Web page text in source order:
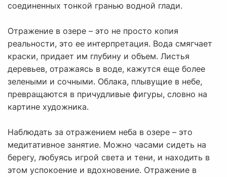
соединенных тонкой гранью водной глади.
Отражение в озере – это не просто копия
реальности, это ее интерпретация. Вода смягчает
краски, придает им глубину и объем. Листья
деревьев, отражаясь в воде, кажутся еще более
зелеными и сочными. Облака, плывущие в небе,
превращаются в причудливые фигуры, словно на
картине художника.
Наблюдать за отражением неба в озере – это
медитативное занятие. Можно часами сидеть на
берегу, любуясь игрой света и тени, и находить в
этом успокоение и вдохновение. Отражение в